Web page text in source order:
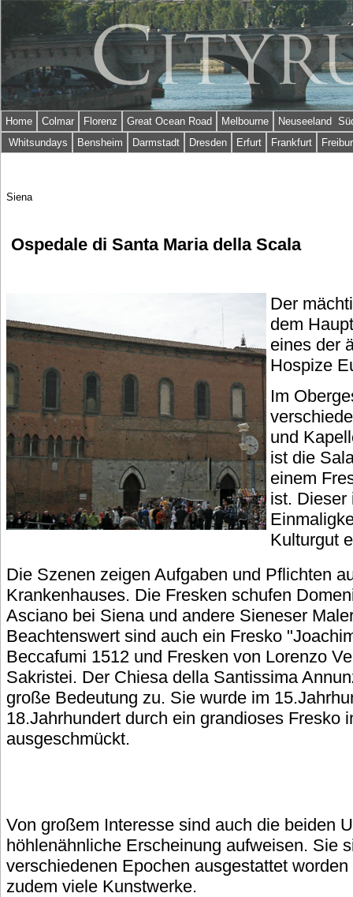
Home Colmar Florenz Great Ocean Road Melbourne
Neuseeland
Whitsundays
Bensheim Darmstadt Dresden Erfurt Frankfurt
Siena
Ospedale di Santa Maria della Scala
Der
dem
eines der
Hospize
Im
und
ist die
einem
ist. Dieser
Kulturgut
Die Szenen zeigen Aufgaben und Pflichten
Krankenhauses. Die Fresken schufen
Asciano bei Siena und andere Sieneser
Beachtenswert sind auch ein Fresko
Beccafumi 1512 und Fresken von Lorenzo
Sakristei. Der Chiesa della Santissima
große Bedeutung zu. Sie wurde im
18.Jahrhundert durch ein grandioses Fresko
ausgeschmückt.
Von großem Interesse sind auch die beiden
höhlenähnliche Erscheinung aufweisen. Sie
verschiedenen Epochen ausgestattet
zudem viele Kunstwerke.